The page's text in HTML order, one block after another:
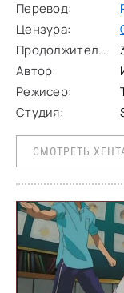
Перевод:
Цензура:
Продолжительность:
Автор:
Режисер:
Студия:
СМОТРЕТЬ